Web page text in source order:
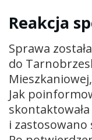
Reakcja
Sprawa
do
Jak
i